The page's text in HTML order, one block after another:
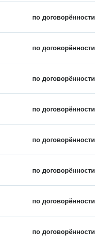
по договорённости
по договорённости
по договорённости
по договорённости
по договорённости
по договорённости
по договорённости
по договорённости